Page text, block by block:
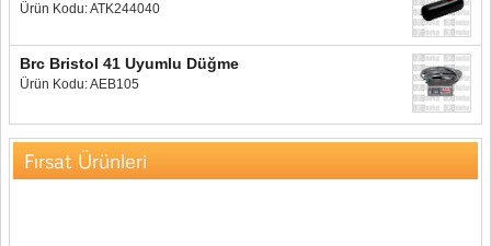
Ürün Kodu: ATK244040
Brc Bristol 41 Uyumlu Düğme
Ürün Kodu: AEB105
Fırsat Ürünleri